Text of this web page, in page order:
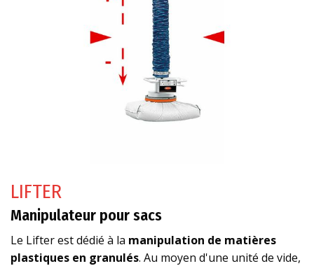
LIFTER
Manipulateur pour sacs
Le Lifter est dédié à la manipulation de matières
plastiques en granulés. Au moyen d'une unité de vide,